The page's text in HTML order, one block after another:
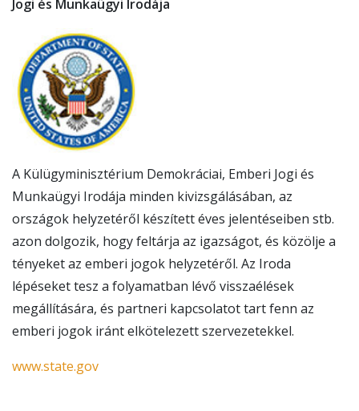
Jogi és Munkaügyi Irodája
A Külügyminisztérium Demokráciai, Emberi Jogi és
Munkaügyi Irodája minden kivizsgálásában, az
országok helyzetéről készített éves jelentéseiben stb.
azon dolgozik, hogy feltárja az igazságot, és közölje a
tényeket az emberi jogok helyzetéről. Az Iroda
lépéseket tesz a folyamatban lévő visszaélések
megállítására, és partneri kapcsolatot tart fenn az
emberi jogok iránt elkötelezett szervezetekkel.
www.state.gov